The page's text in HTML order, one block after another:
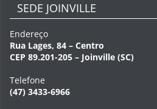
SEDE JOINVILLE
Endereço
Rua Lages, 84 – Centro
CEP 89.201-205 – Joinville (SC)
Telefone
(47) 3433-6966